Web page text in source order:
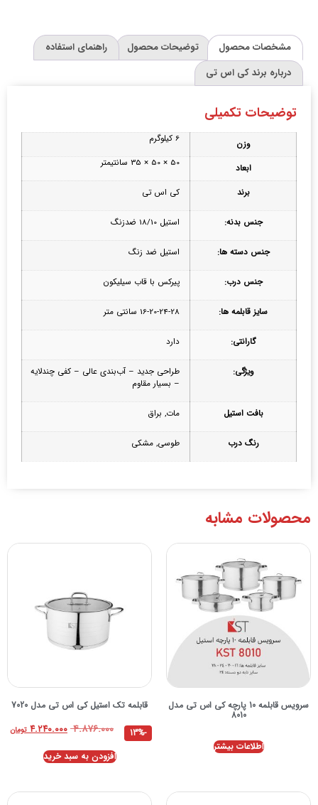
مشخصات محصول توضیحات محصول
راهنمای استفاده
درباره برند کی اس تی
توضیحات تکمیلی
وزن 6 کیلوگرم
ابعاد 50 × 50 × 35 سانتیمتر
برند کی اس تی
جنس بدنه: استیل 18/10 ضدزنگ
جنس دسته ها: استیل ضد زنگ
جنس درب: پیرکس با قاب سیلیکون
سایز قابلمه ها: 16-20-24-28 سانتی متر
گارانتی: دارد
ویژگی:
طراحی جدید – آب‌بندی عالی – کفی چندلایه
– بسیار مقاوم
بافت استیل مات, براق
رنگ درب طوسی, مشکی
محصولات مشابه
سرویس قابلمه 10 پارچه کی اس تی مدل
8010
اطلاعات بیشتر
قابلمه تک استيل کی اس تی مدل 7020
۴.۸۷۶.۰۰۰ ۴.۲۴۰.۰۰۰ تومان
-13%
افزودن به سبد خرید